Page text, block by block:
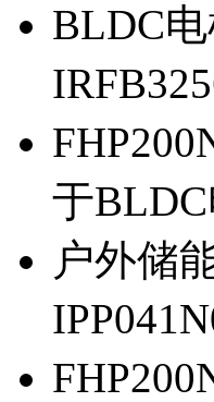
BLDC
于
户外储